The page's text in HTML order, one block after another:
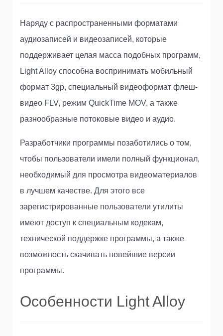
Наряду с распространенными форматами
аудиозаписей и видеозаписей, которые
поддерживает целая масса подобных программ,
Light Alloy способна воспринимать мобильный
формат 3gp, специальный видеоформат флеш-
видео FLV, режим QuickTime MOV, а также
разнообразные потоковые видео и аудио.
Разработчики программы позаботились о том,
чтобы пользователи имели полный функционал,
необходимый для просмотра видеоматериалов
в лучшем качестве. Для этого все
зарегистрированные пользователи утилиты
имеют доступ к специальным кодекам,
технической поддержке программы, а также
возможность скачивать новейшие версии
программы.
Особенности Light Alloy